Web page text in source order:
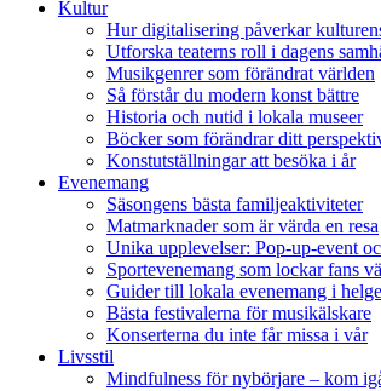
Kultur
Hur digitalisering påverkar
Utforska teaterns roll i dagens
Musikgenrer som förändrat världen
Så förstår du modern konst bättre
Historia och nutid i lokala museer
Böcker som förändrar ditt
Konstutställningar att besöka i år
Evenemang
Säsongens bästa familjeaktiviteter
Matmarknader som är värda en resa
Unika upplevelser: Pop-up-event
Sportevenemang som lockar fans
Guider till lokala evenemang i
Bästa festivalerna för musikälskare
Konserterna du inte får missa i vår
Livsstil
Mindfulness för nybörjare – kom